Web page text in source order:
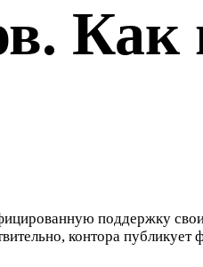
Как
поддержку
контора